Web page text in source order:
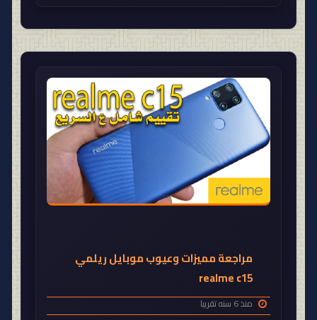
مراجعة مميزات وعيوب موبايل ريلمي
realme c15
منذ 6 سنه تقريبا